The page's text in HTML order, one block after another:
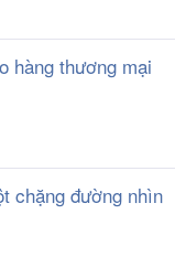
hàng thương mại
chặng đường nhìn